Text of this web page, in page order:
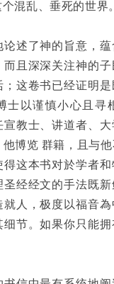
混乱、垂死的世界。
述了神的旨意，
且深深关注神的
这卷书已经证明
士以谨慎小心且寻
教士、讲道者、
博览 群籍，且与
这本书对於学者
经经文的手法既
人，极度以福音
节。如果你只能拥